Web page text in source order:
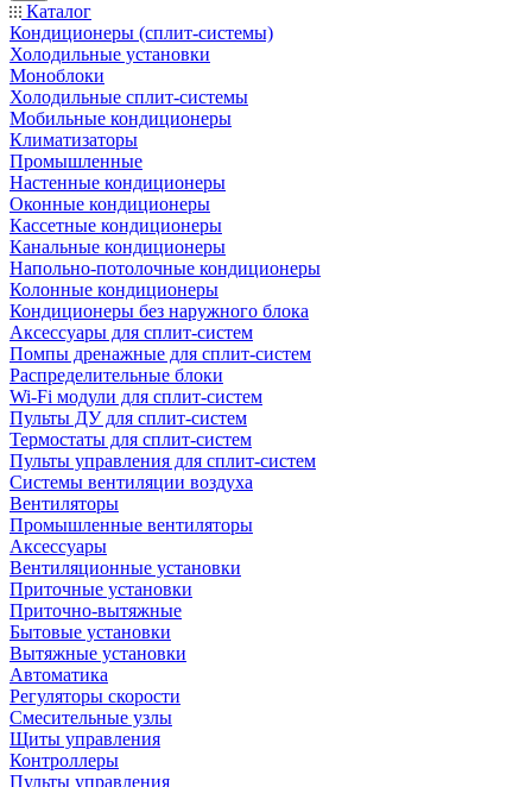
Каталог
Кондиционеры (сплит-системы)
Холодильные установки
Моноблоки
Холодильные сплит-системы
Мобильные кондиционеры
Климатизаторы
Промышленные
Настенные кондиционеры
Оконные кондиционеры
Кассетные кондиционеры
Канальные кондиционеры
Напольно-потолочные кондиционеры
Колонные кондиционеры
Кондиционеры без наружного блока
Аксессуары для сплит-систем
Помпы дренажные для сплит-систем
Распределительные блоки
Wi-Fi модули для сплит-систем
Пульты ДУ для сплит-систем
Термостаты для сплит-систем
Пульты управления для сплит-систем
Системы вентиляции воздуха
Вентиляторы
Промышленные вентиляторы
Аксессуары
Вентиляционные установки
Приточные установки
Приточно-вытяжные
Бытовые установки
Вытяжные установки
Автоматика
Регуляторы скорости
Смесительные узлы
Щиты управления
Контроллеры
Пульты управления